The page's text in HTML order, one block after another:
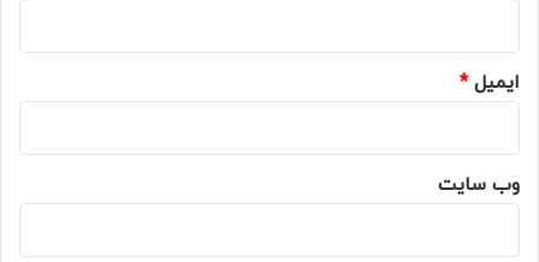
ایمیل*
وب‌ سایت